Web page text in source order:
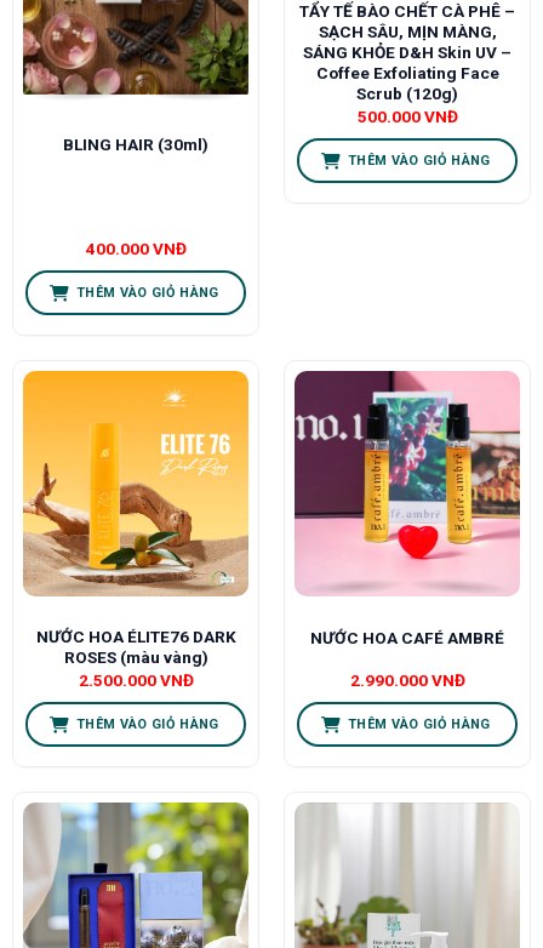
BLING HAIR (30ml)
400.000VNĐ
THÊM VÀO GIỎ HÀNG
TẨY TẾ BÀO CHẾT CÀ PHÊ –
SẠCH SÂU, MỊN MÀNG,
SÁNG KHỎE D&H Skin UV –
Coffee Exfoliating Face
Scrub (120g)
500.000VNĐ
THÊM VÀO GIỎ HÀNG
NƯỚC HOA ÉLITE76 DARK
ROSES (màu vàng)
2.500.000VNĐ
THÊM VÀO GIỎ HÀNG
NƯỚC HOA CAFÉ AMBRÉ
2.990.000VNĐ
THÊM VÀO GIỎ HÀNG